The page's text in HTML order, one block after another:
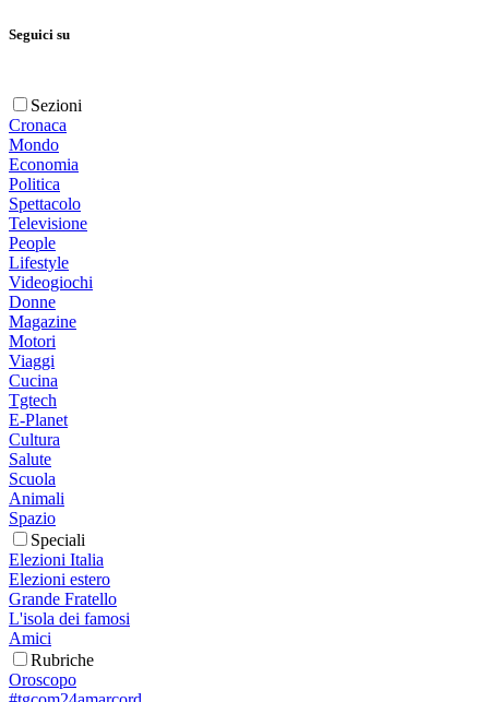
Seguici su
Sezioni
Cronaca
Mondo
Economia
Politica
Spettacolo
Televisione
People
Lifestyle
Videogiochi
Donne
Magazine
Motori
Viaggi
Cucina
Tgtech
E-Planet
Cultura
Salute
Scuola
Animali
Spazio
Speciali
Elezioni Italia
Elezioni estero
Grande Fratello
L'isola dei famosi
Amici
Rubriche
Oroscopo